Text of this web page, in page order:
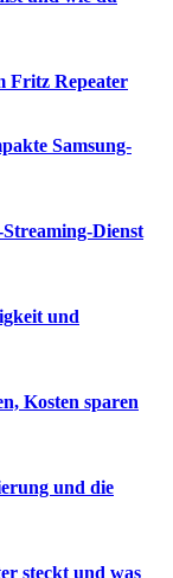
Fritz Repeater
Samsung-
Dienst
und
Kosten sparen
und die
steckt und was